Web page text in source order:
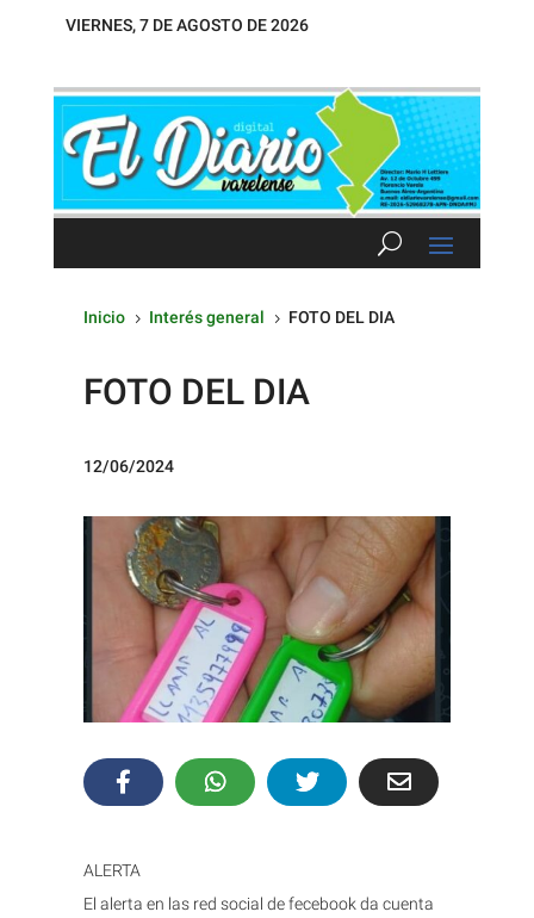
VIERNES, 7 DE AGOSTO DE 2026
Inicio 5 Interés general 5 FOTO DEL DIA
FOTO DEL DIA
12/06/2024
ALERTA
El alerta en las red social de fecebook da cuenta